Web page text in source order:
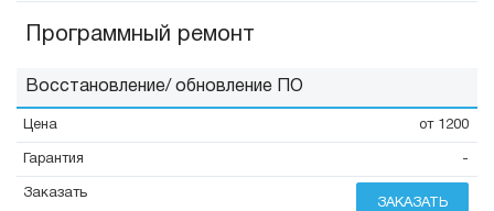
Программный ремонт
Восстановление/ обновление ПО
от 1200
-
ЗАКАЗАТЬ